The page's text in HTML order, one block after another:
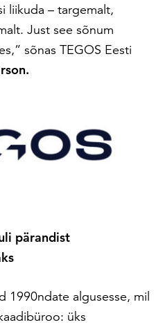
liikuda – targemalt,
Just see sõnum
sõnas TEGOS Eesti
pärandist
1990ndate algusesse, mil
üks